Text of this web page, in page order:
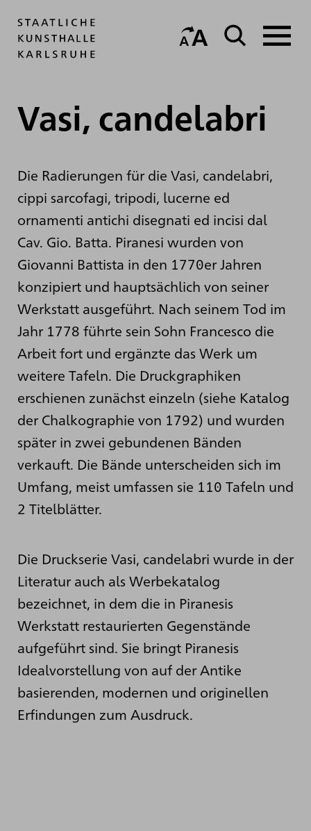
Vasi, candelabri
Die Radierungen für die Vasi, candelabri,
cippi sarcofagi, tripodi, lucerne ed
ornamenti antichi disegnati ed incisi dal
Cav. Gio. Batta. Piranesi wurden von
Giovanni Battista in den 1770er Jahren
konzipiert und hauptsächlich von seiner
Werkstatt ausgeführt. Nach seinem Tod im
Jahr 1778 führte sein Sohn Francesco die
Arbeit fort und ergänzte das Werk um
weitere Tafeln. Die Druckgraphiken
erschienen zunächst einzeln (siehe Katalog
der Chalkographie von 1792) und wurden
später in zwei gebundenen Bänden
verkauft. Die Bände unterscheiden sich im
Umfang, meist umfassen sie 110 Tafeln und
2 Titelblätter.
Die Druckserie Vasi, candelabri wurde in der
Literatur auch als Werbekatalog
bezeichnet, in dem die in Piranesis
Werkstatt restaurierten Gegenstände
aufgeführt sind. Sie bringt Piranesis
Idealvorstellung von auf der Antike
basierenden, modernen und originellen
Erfindungen zum Ausdruck.